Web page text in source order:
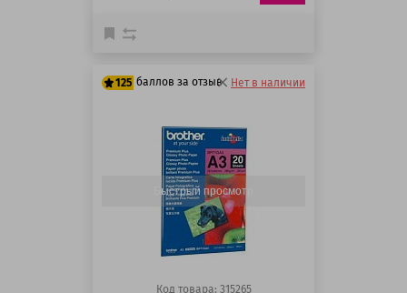
125 баллов за отзыв
125 баллов
125 баллов
Нет в наличии
Быстрый просмотр
Код товара: 315265